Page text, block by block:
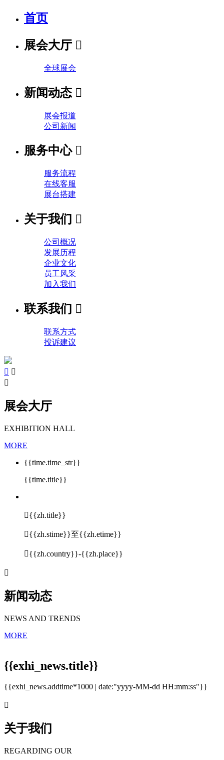
首页
展会大厅 
全球展会
新闻动态 
展会报道
公司新闻
服务中心 
服务流程
在线客服
展台搭建
关于我们 
公司概况
发展历程
企业文化
员工风采
加入我们
联系我们 
联系方式
投诉建议
 

展会大厅
EXHIBITION HALL
MORE
{{time.time_str}}
{{time.title}}
{{zh.title}}
{{zh.stime}}至{{zh.etime}}
{{zh.country}}-{{zh.place}}

新闻动态
NEWS AND TRENDS
MORE
{{exhi_news.title}}
{{exhi_news.addtime*1000 | date:"yyyy-MM-dd HH:mm:ss"}}

关于我们
REGARDING OUR